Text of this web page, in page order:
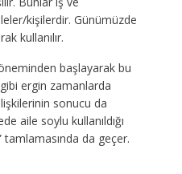
kişilerdir. Günümüzde
kullanılır.
başlayarak bu
ergin zamanlarda
sonucu da
aile soylu kullanıldığı
tamlamasında da geçer.